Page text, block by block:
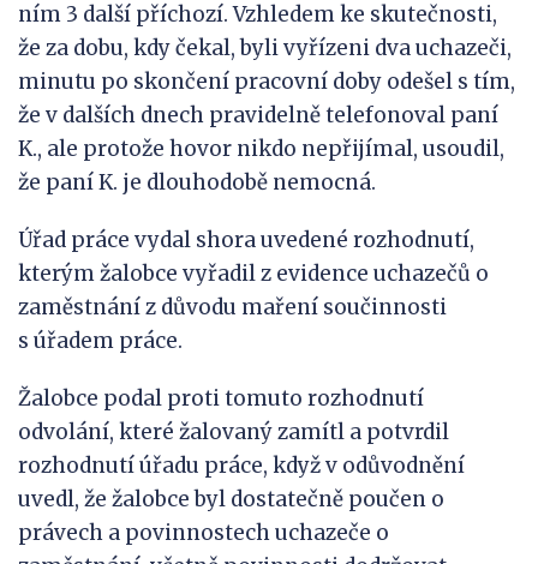
ním 3 další příchozí. Vzhledem ke skutečnosti,
že za dobu, kdy čekal, byli vyřízeni dva uchazeči,
minutu po skončení pracovní doby odešel s tím,
že v dalších dnech pravidelně telefonoval paní
K., ale protože hovor nikdo nepřijímal, usoudil,
že paní K. je dlouhodobě nemocná.
Úřad práce vydal shora uvedené rozhodnutí,
kterým žalobce vyřadil z evidence uchazečů o
zaměstnání z důvodu maření součinnosti
s úřadem práce.
Žalobce podal proti tomuto rozhodnutí
odvolání, které žalovaný zamítl a potvrdil
rozhodnutí úřadu práce, když v odůvodnění
uvedl, že žalobce byl dostatečně poučen o
právech a povinnostech uchazeče o